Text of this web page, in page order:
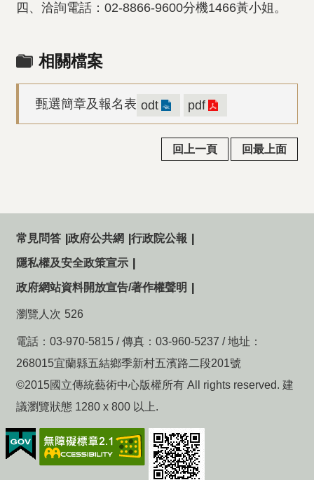
四、洽詢電話：02-8866-9600分機1466黃小姐。
相關檔案
甄選簡章及報名表 odt pdf
回上一頁 回最上面
常見問答 政府公共網 行政院公報
隱私權及安全政策宣示
政府網站資料開放宣告/著作權聲明
瀏覽人次 526
電話：03-970-5815 / 傳真：03-960-5237 / 地址：
268015宜蘭縣五結鄉季新村五濱路二段201號
©2015國立傳統藝術中心版權所有 All rights reserved. 建
議瀏覽狀態 1280 x 800 以上.